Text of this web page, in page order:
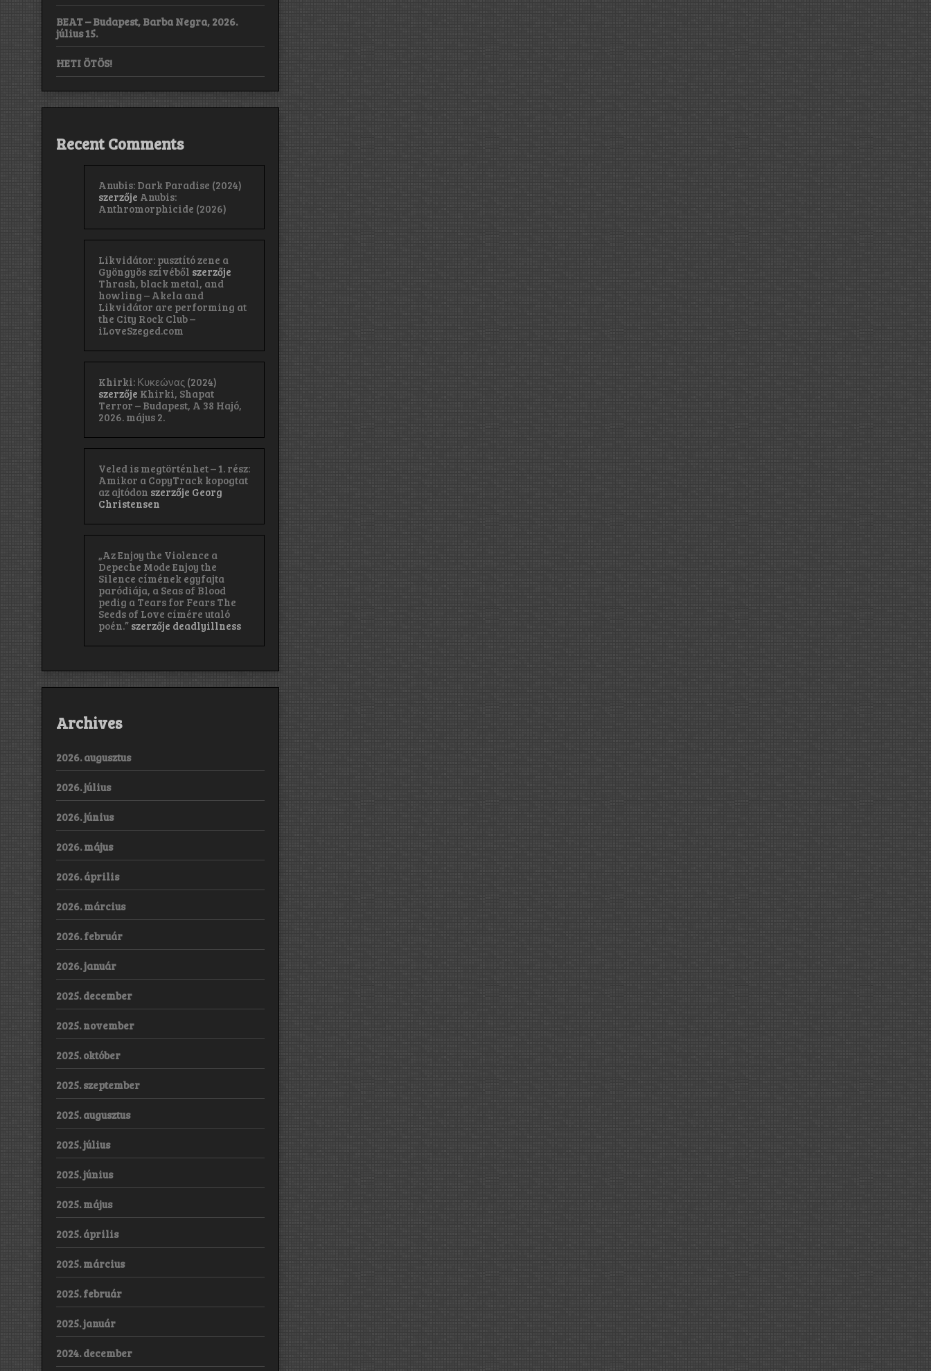
BEAT – Budapest, Barba Negra, 2026.
július 15.
HETI ÖTÖS!
Recent Comments
Anubis: Dark Paradise (2024)
szerzője Anubis:
Anthromorphicide (2026)
Likvidátor: pusztító zene a
Gyöngyös szívéből szerzője
Thrash, black metal, and
howling – Akela and
Likvidátor are performing at
the City Rock Club –
iLoveSzeged.com
Khirki: Κ​υ​κ​ε​ώ​ν​α​ς (2024)
szerzője Khirki, Shapat
Terror – Budapest, A 38 Hajó,
2026. május 2.
Veled is megtörténhet – 1. rész:
Amikor a CopyTrack kopogtat
az ajtódon szerzője Georg
Christensen
„Az Enjoy the Violence a
Depeche Mode Enjoy the
Silence címének egyfajta
paródiája, a Seas of Blood
pedig a Tears for Fears The
Seeds of Love címére utaló
poén.” szerzője deadlyillness
Archives
2026. augusztus
2026. július
2026. június
2026. május
2026. április
2026. március
2026. február
2026. január
2025. december
2025. november
2025. október
2025. szeptember
2025. augusztus
2025. július
2025. június
2025. május
2025. április
2025. március
2025. február
2025. január
2024. december